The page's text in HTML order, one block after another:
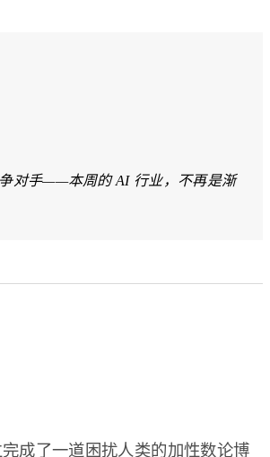
争对手——本周的 AI 行业，不再是渐
成了一道困扰人类的加性数论博